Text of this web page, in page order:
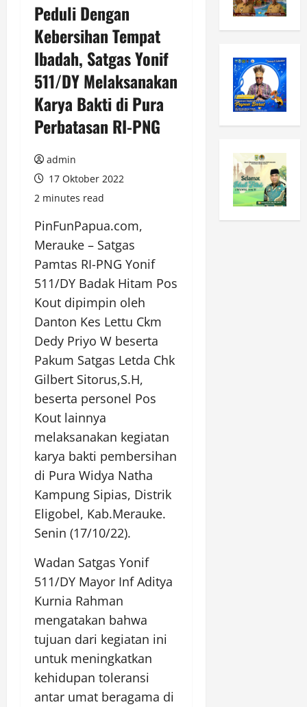
Peduli Dengan
Kebersihan Tempat
Ibadah, Satgas Yonif
511/DY Melaksanakan
Karya Bakti di Pura
Perbatasan RI-PNG
admin
17 Oktober 2022
2 minutes read
PinFunPapua.com,
Merauke – Satgas
Pamtas RI-PNG Yonif
511/DY Badak Hitam Pos
Kout dipimpin oleh
Danton Kes Lettu Ckm
Dedy Priyo W beserta
Pakum Satgas Letda Chk
Gilbert Sitorus,S.H,
beserta personel Pos
Kout lainnya
melaksanakan kegiatan
karya bakti pembersihan
di Pura Widya Natha
Kampung Sipias, Distrik
Eligobel, Kab.Merauke.
Senin (17/10/22).
Wadan Satgas Yonif
511/DY Mayor Inf Aditya
Kurnia Rahman
mengatakan bahwa
tujuan dari kegiatan ini
untuk meningkatkan
kehidupan toleransi
antar umat beragama di